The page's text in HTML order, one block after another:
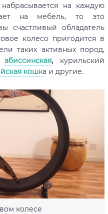
на каждую
на мебель, то это
счастливый обладатель
колесо пригодится в
таких активных пород,
абиссинская,курильский
кошка и другие.
колесе